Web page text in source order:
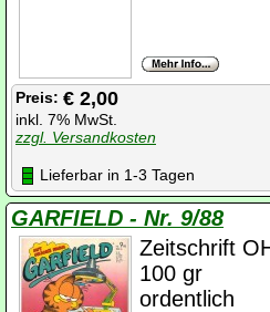
Preis: € 2,00
inkl. 7% MwSt.
zzgl. Versandkosten
Lieferbar in 1-3 Tagen
GARFIELD - Nr. 9/88
Zeitschrift
100 gr
ordentlich